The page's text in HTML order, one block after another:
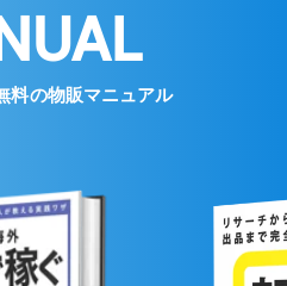
料の物販マニュアル